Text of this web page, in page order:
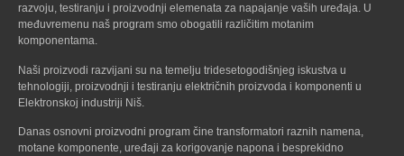
razvoju, testiranju i proizvodnji elemenata za napajanje vaših uređaja. U
međuvremenu naš program smo obogatili različitim motanim
komponentama.
Naši proizvodi razvijani su na temelju tridesetogodišnjeg iskustva u
tehnologiji, proizvodnji i testiranju električnih proizvoda i komponenti u
Elektronskoj industriji Niš.
Danas osnovni proizvodni program čine transformatori raznih namena,
motane komponente, uređaji za korigovanje napona i besprekidno